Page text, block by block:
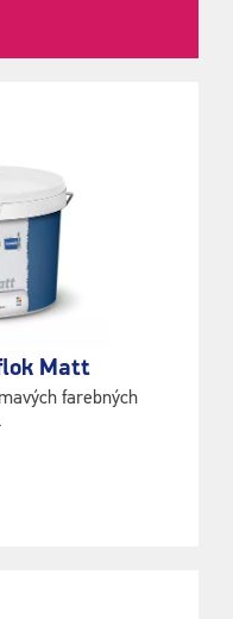
Matt
farebných